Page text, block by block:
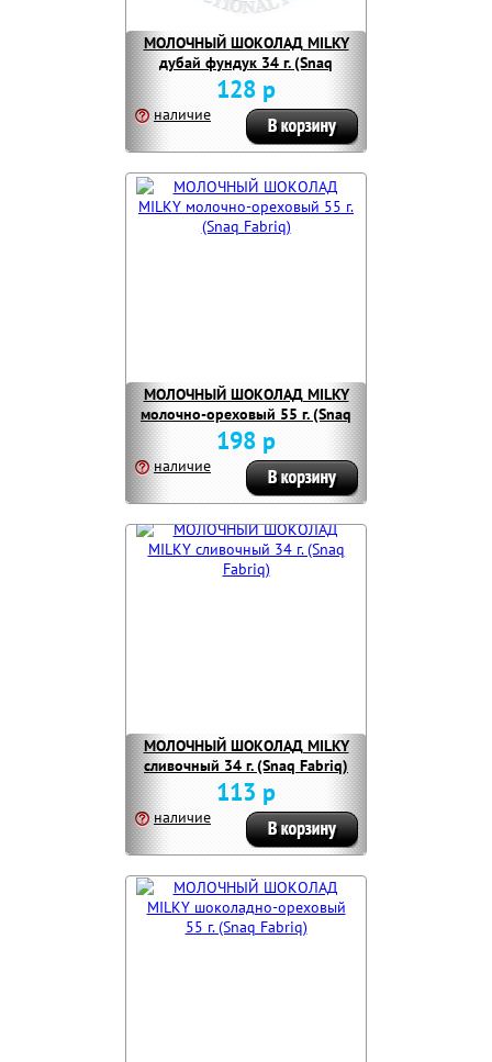
МОЛОЧНЫЙ ШОКОЛАД MILKY
дубай фундук 34 г. (Snaq
Fabriq)
128 р
наличие
МОЛОЧНЫЙ ШОКОЛАД MILKY
молочно-ореховый 55 г. (Snaq
Fabriq)
198 р
наличие
МОЛОЧНЫЙ ШОКОЛАД MILKY
сливочный 34 г. (Snaq Fabriq)
113 р
наличие